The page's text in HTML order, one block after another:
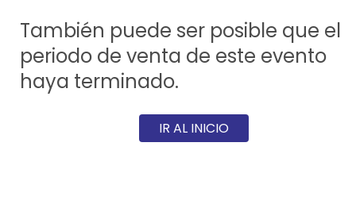
También puede ser posible que el
periodo de venta de este evento
haya terminado.
IR AL INICIO